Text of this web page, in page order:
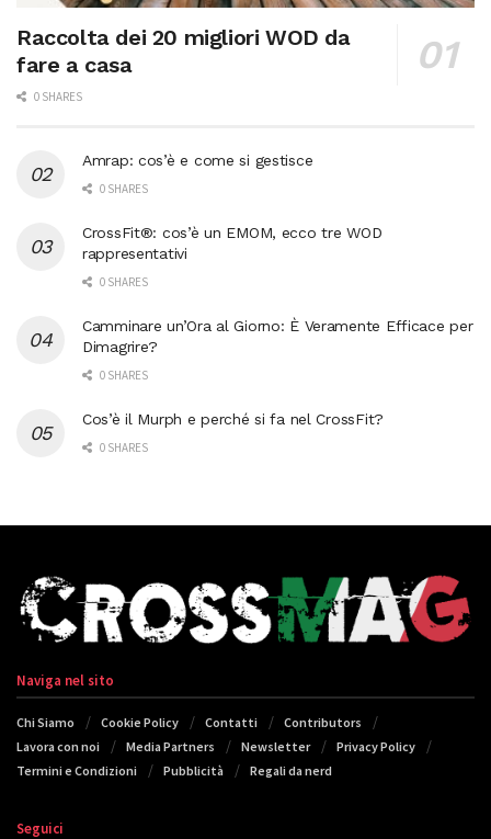
Raccolta dei 20 migliori WOD da
fare a casa
0 SHARES
Amrap: cos’è e come si gestisce
0 SHARES
CrossFit®: cos’è un EMOM, ecco tre WOD
rappresentativi
0 SHARES
Camminare un’Ora al Giorno: È Veramente Efficace per
Dimagrire?
0 SHARES
Cos’è il Murph e perché si fa nel CrossFit?
0 SHARES
Naviga nel sito
Chi Siamo Cookie Policy Contatti
Contributors
Lavora con noi
Media Partners Newsletter
Privacy Policy
Termini e Condizioni
Pubblicità Regali da nerd
Seguici